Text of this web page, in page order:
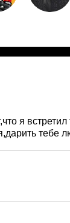
я
тебе